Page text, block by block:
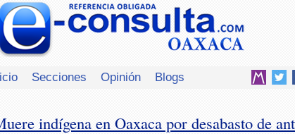
Secciones Opinión Blogs
indígena en Oaxaca por desabasto de